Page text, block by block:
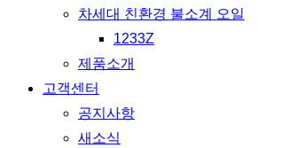
차세대 친환경 불소계 오일
1233Z
제품소개
고객센터
공지사항
새소식